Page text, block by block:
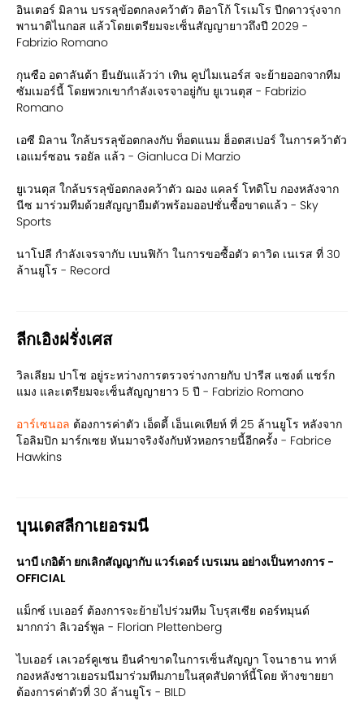
อินเตอร์ มิลาน บรรลุข้อตกลงคว้าตัว ติอาโก้ โรเมโร ปีกดาวรุ่งจาก
พานาติไนกอส แล้วโดยเตรียมจะเซ็นสัญญายาวถึงปี 2029 -
Fabrizio Romano
กุนซือ อตาลันต้า ยืนยันแล้วว่า เทิน คูปไมเนอร์ส จะย้ายออกจากทีม
ซัมเมอร์นี้ โดยพวกเขากำลังเจรจาอยู่กับ ยูเวนตุส - Fabrizio
Romano
เอซี มิลาน ใกล้บรรลุข้อตกลงกับ ท็อตแนม ฮ็อตสเปอร์ ในการคว้าตัว
เอแมร์ซอน รอยัล แล้ว - Gianluca Di Marzio
ยูเวนตุส ใกล้บรรลุข้อตกลงคว้าตัว ฌอง แคลร์ โทดิโบ กองหลังจาก
นีซ มาร่วมทีมด้วยสัญญายืมตัวพร้อมออปชั่นซื้อขาดแล้ว - Sky
Sports
นาโปลี กำลังเจรจากับ เบนฟิก้า ในการขอซื้อตัว ดาวิด เนเรส ที่ 30
ล้านยูโร - Record
ลีกเอิงฝรั่งเศส
วิลเลียม ปาโช อยู่ระหว่างการตรวจร่างกายกับ ปารีส แซงต์ แชร์ก
แมง และเตรียมจะเซ็นสัญญายาว 5 ปี - Fabrizio Romano
อาร์เซนอล ต้องการค่าตัว เอ็ดดี้ เอ็นเคเทียห์ ที่ 25 ล้านยูโร หลังจาก
โอลิมปิก มาร์กเซย หันมาจริงจังกับหัวหอกรายนี้อีกครั้ง - Fabrice
Hawkins
บุนเดสลีกาเยอรมนี
นาบี เกอิต้า ยกเลิกสัญญากับ แวร์เดอร์ เบรเมน อย่างเป็นทางการ -
OFFICIAL
แม็กซ์ เบเออร์ ต้องการจะย้ายไปร่วมทีม โบรุสเซีย ดอร์ทมุนด์
มากกว่า ลิเวอร์พูล - Florian Plettenberg
ไบเออร์ เลเวอร์คูเซน ยืนคำขาดในการเซ็นสัญญา โจนาธาน ทาห์
กองหลังชาวเยอรมนีมาร่วมทีมภายในสุดสัปดาห์นี้โดย ห้างขายยา
ต้องการค่าตัวที่ 30 ล้านยูโร - BILD